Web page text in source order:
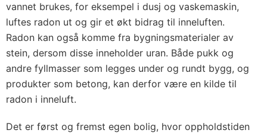
vannet brukes, for eksempel i dusj og vaskemaskin,
luftes radon ut og gir et økt bidrag til inneluften.
Radon kan også komme fra bygningsmaterialer av
stein, dersom disse inneholder uran. Både pukk og
andre fyllmasser som legges under og rundt bygg, og
produkter som betong, kan derfor være en kilde til
radon i inneluft.
Det er først og fremst egen bolig, hvor oppholdstiden